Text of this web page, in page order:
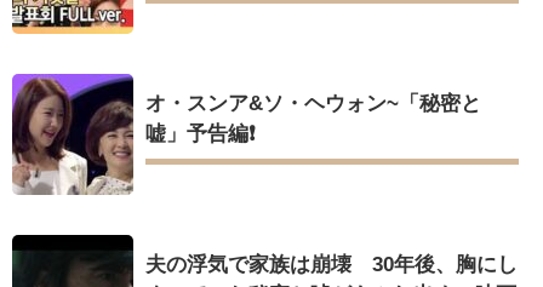
Powered by livedoor 相互RSS
オ・スンア&ソ・ヘウォン~「秘密と
嘘」予告編❗
夫の浮気で家族は崩壊 30年後、胸にし